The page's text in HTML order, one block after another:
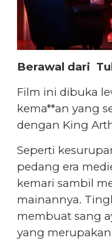
Berawal dari
Film ini dibuka
kema**an yang
dengan King
Seperti
pedang era
kemari sambil
mainannya.
membuat sang
yang